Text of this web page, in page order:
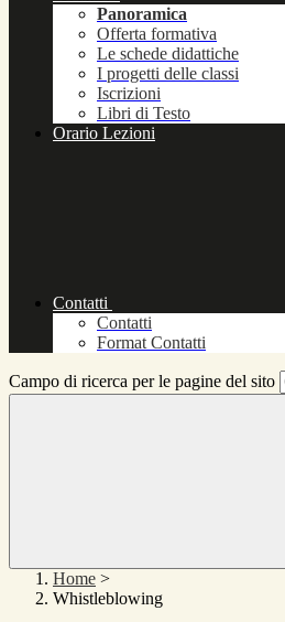
Panoramica
Offerta formativa
Le schede didattiche
I progetti delle classi
Iscrizioni
Libri di Testo
Orario Lezioni
Contatti
Contatti
Format Contatti
Campo di ricerca per le pagine del sito
Home >
Whistleblowing